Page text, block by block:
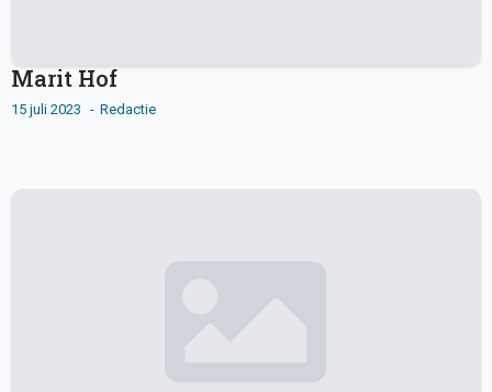
Marit Hof
15 juli 2023 Redactie